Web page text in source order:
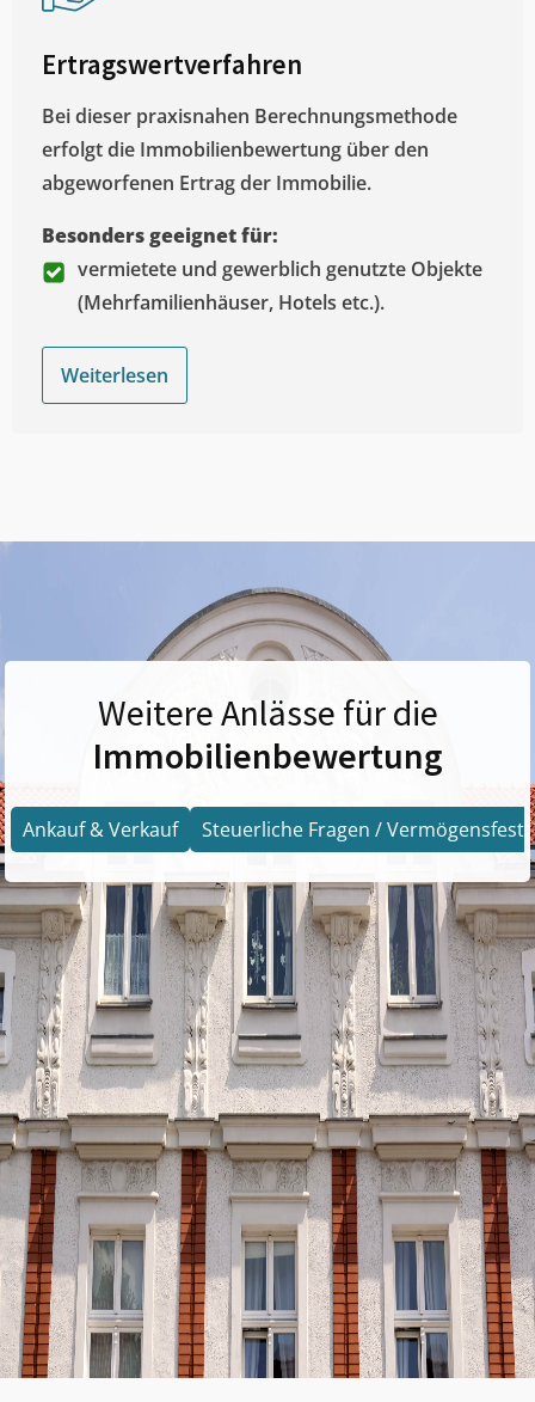
Ertragswertverfahren
Bei dieser praxisnahen Berechnungsmethode
erfolgt die Immobilienbewertung über den
abgeworfenen Ertrag der Immobilie.
Besonders geeignet für:
vermietete und gewerblich genutzte Objekte
(Mehrfamilienhäuser, Hotels etc.).
Weiterlesen
Weitere Anlässe für die
Immobilienbewertung
Ankauf & Verkauf Steuerliche Fragen /